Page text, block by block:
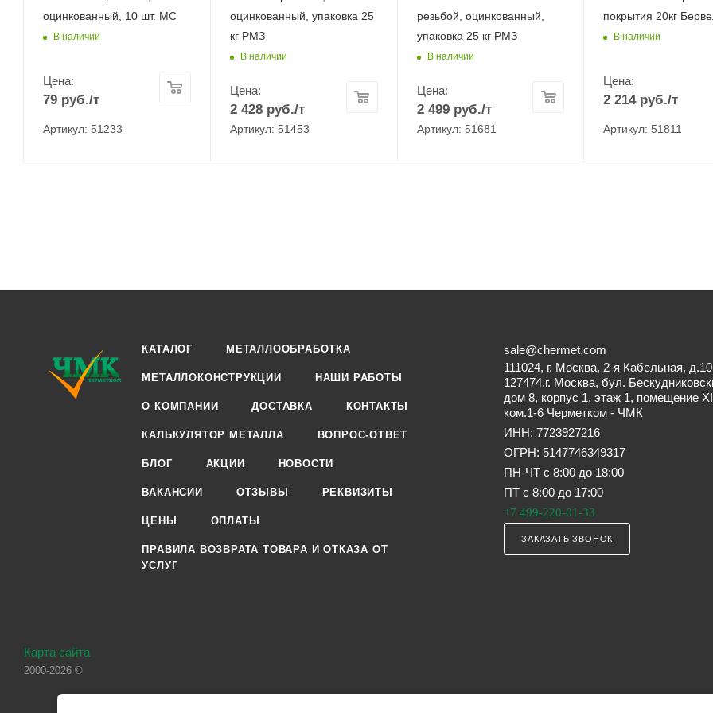
оцинкованный, 10 шт. МС
В наличии
Цена:
79 руб./т
Артикул: 51233
оцинкованный, упаковка 25
кг РМЗ
В наличии
Цена:
2 428руб./т
Артикул: 51453
резьбой, оцинкованный,
упаковка 25 кг РМЗ
В наличии
Цена:
2 499руб./т
Артикул: 51681
покрытия 20кг
В наличии
Цена:
2 214руб./т
Артикул: 51811
КАТАЛОГ МЕТАЛЛООБРАБОТКА
МЕТАЛЛОКОНСТРУКЦИИ НАШИ РАБОТЫ
О КОМПАНИИ ДОСТАВКА КОНТАКТЫ
КАЛЬКУЛЯТОР МЕТАЛЛА ВОПРОС-ОТВЕТ
БЛОГ АКЦИИ НОВОСТИ
ВАКАНСИИ ОТЗЫВЫ РЕКВИЗИТЫ
ЦЕНЫ ОПЛАТЫ
ПРАВИЛА ВОЗВРАТА ТОВАРА И ОТКАЗА ОТ
УСЛУГ
sale@chermet.com
111024, г. Москва, 2-я Кабельная, д.10
127474,г. Москва, бул.
дом 8, корпус 1, этаж 1, помещение
ком.1-6 Черметком - ЧМК
ИНН: 7723927216
ОГРН: 5147746349317
ПН-ЧТ с 8:00 до 18:00
ПТ с 8:00 до 17:00
+7 499-220-01-33
ЗАКАЗАТЬ ЗВОНОК
Карта сайта
2000-2026 ©